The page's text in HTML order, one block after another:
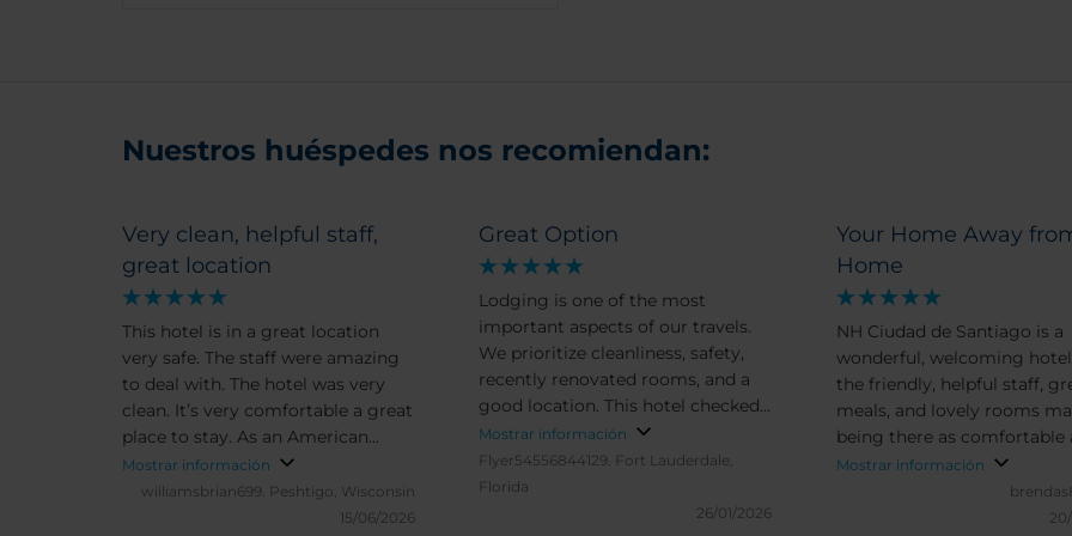
Nuestros huéspedes nos recomiendan:
Very clean, helpful staff,
great location
This hotel is in a great location
very safe. The staff were amazing
to deal with. The hotel was very
clean. It’s very comfortable a great
place to stay. As an American
being in Chile for the first time, I
could not have picked a better
hotel. We will definitely be back.
Mostrar información
williamsbrian699.
Peshtigo, Wisconsin
15/06/2026
Great Option
Lodging is one of the most
important aspects of our travels.
We prioritize cleanliness, safety,
recently renovated rooms, and a
good location. This hotel checked
all those boxes. The only thing that
would have made the experience
even better would have been
having breakfast included. Overall
Mostrar información
Flyer54556844129.
Fort Lauderdale,
Florida
26/01/2026
Your Home Away
Home
NH Ciudad de Santiago is a
wonderful, welcoming
the friendly, helpful staff,
meals, and lovely rooms
being there as comfortable
home. There is simply no
involved, and each day flies
you live your best life in
Mostrar información